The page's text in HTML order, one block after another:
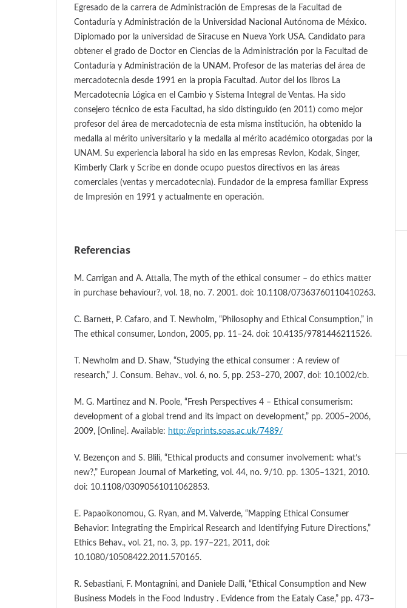
Egresado de la carrera de Administración de Empresas de la Facultad de
Contaduría y Administración de la Universidad Nacional Autónoma de México.
Diplomado por la universidad de Siracuse en Nueva York USA. Candidato para
obtener el grado de Doctor en Ciencias de la Administración por la Facultad de
Contaduría y Administración de la UNAM. Profesor de las materias del área de
mercadotecnia desde 1991 en la propia Facultad. Autor del los libros La
Mercadotecnia Lógica en el Cambio y Sistema Integral de Ventas. Ha sido
consejero técnico de esta Facultad, ha sido distinguido (en 2011) como mejor
profesor del área de mercadotecnia de esta misma institución, ha obtenido la
medalla al mérito universitario y la medalla al mérito académico otorgadas por la
UNAM. Su experiencia laboral ha sido en las empresas Revlon, Kodak, Singer,
Kimberly Clark y Scribe en donde ocupo puestos directivos en las áreas
comerciales (ventas y mercadotecnia). Fundador de la empresa familiar Express
de Impresión en 1991 y actualmente en operación.
Referencias
M. Carrigan and A. Attalla, The myth of the ethical consumer – do ethics matter
in purchase behaviour?, vol. 18, no. 7. 2001. doi: 10.1108/07363760110410263.
C. Barnett, P. Cafaro, and T. Newholm, “Philosophy and Ethical Consumption,” in
The ethical consumer, London, 2005, pp. 11–24. doi: 10.4135/9781446211526.
T. Newholm and D. Shaw, “Studying the ethical consumer : A review of
research,” J. Consum. Behav., vol. 6, no. 5, pp. 253–270, 2007, doi: 10.1002/cb.
M. G. Martinez and N. Poole, “Fresh Perspectives 4 – Ethical consumerism:
development of a global trend and its impact on development,” pp. 2005–2006,
2009, [Online]. Available: http://eprints.soas.ac.uk/7489/
V. Bezençon and S. Blili, “Ethical products and consumer involvement: what’s
new?,” European Journal of Marketing, vol. 44, no. 9/10. pp. 1305–1321, 2010.
doi: 10.1108/03090561011062853.
E. Papaoikonomou, G. Ryan, and M. Valverde, “Mapping Ethical Consumer
Behavior: Integrating the Empirical Research and Identifying Future Directions,”
Ethics Behav., vol. 21, no. 3, pp. 197–221, 2011, doi:
10.1080/10508422.2011.570165.
R. Sebastiani, F. Montagnini, and Daniele Dalli, “Ethical Consumption and New
Business Models in the Food Industry . Evidence from the Eataly Case,” pp. 473–